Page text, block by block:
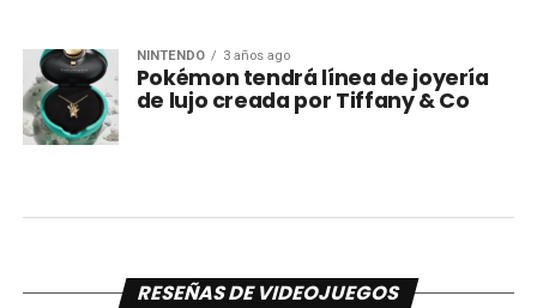
NINTENDO 3 años ago
Pokémon tendrá línea de joyería
de lujo creada por Tiffany & Co
RESEÑAS DE VIDEOJUEGOS